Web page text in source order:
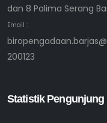
dan 8 Palima Serang
Email :
200123
Statistik Pengunjung